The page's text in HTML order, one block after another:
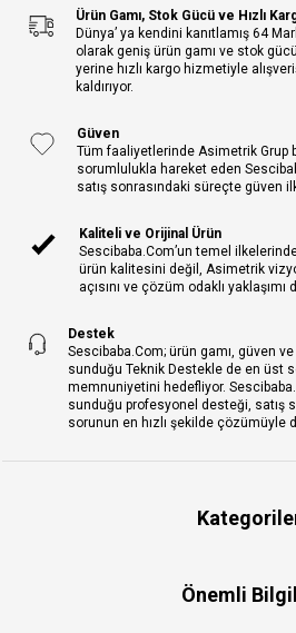
Ürün Gamı, Stok Gücü ve Hızlı
Dünya’ ya kendini kanıtlamış 64
olarak geniş ürün gamı ve stok
yerine hızlı kargo hizmetiyle
kaldırıyor.
Güven
Tüm faaliyetlerinde Asimetrik Grup
sorumlulukla hareket eden
satış sonrasındaki süreçte güven
Kaliteli ve Orijinal Ürün
Sescibaba.Com’un temel
ürün kalitesini değil, Asimetrik
açısını ve çözüm odaklı yaklaşımı
Destek
Sescibaba.Com; ürün gamı, güven ve
sunduğu Teknik Destekle de en üst
memnuniyetini hedefliyor.
sunduğu profesyonel desteği, satış
sorunun en hızlı şekilde çözümüyle
Önemli